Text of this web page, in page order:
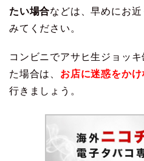
たい場合などは、早めにお
みてください。
コンビニでアサヒ生ジョッ
た場合は、 お店に迷惑をか
行きましょう。